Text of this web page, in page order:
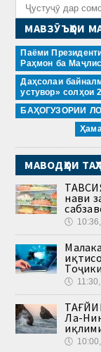
МАВЗӮЪҲОИ
Паёми
Раҳмон ба
Даҳсолаи
устувор» солҳои
БАҲОГУЗОРИИ
МАВОДҲОИ
нави
🕔
🕔
Ла-
🕔